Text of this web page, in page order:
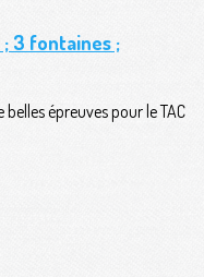
3 fontaines ;
épreuves pour le TAC